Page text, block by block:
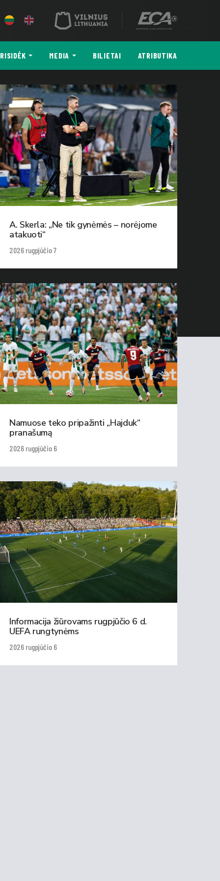
MEDIA BILIETAI ATRIBUTIKA
A. Skerla: „Ne tik gynėmės – norėjome
atakuoti“
2026 rugpjūčio 7
Namuose teko pripažinti „Hajduk“
pranašumą
2026 rugpjūčio 6
Informacija žiūrovams rugpjūčio 6 d.
UEFA rungtynėms
2026 rugpjūčio 6